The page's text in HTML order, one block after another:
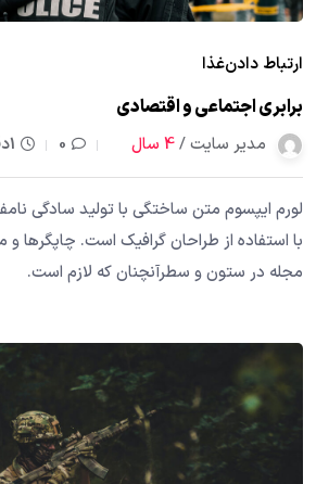
ارتباط دادنغذا
برابری اجتماعی و اقتصادی
مدیر سایت /4 سال 0 1دقیقه خواندن
لورم ایپسوم متن ساختگی با تولید سادگی
با استفاده از طراحان گرافیک است. چاپگرها و
مجله در ستون و سطرآنچنان که لازم است.